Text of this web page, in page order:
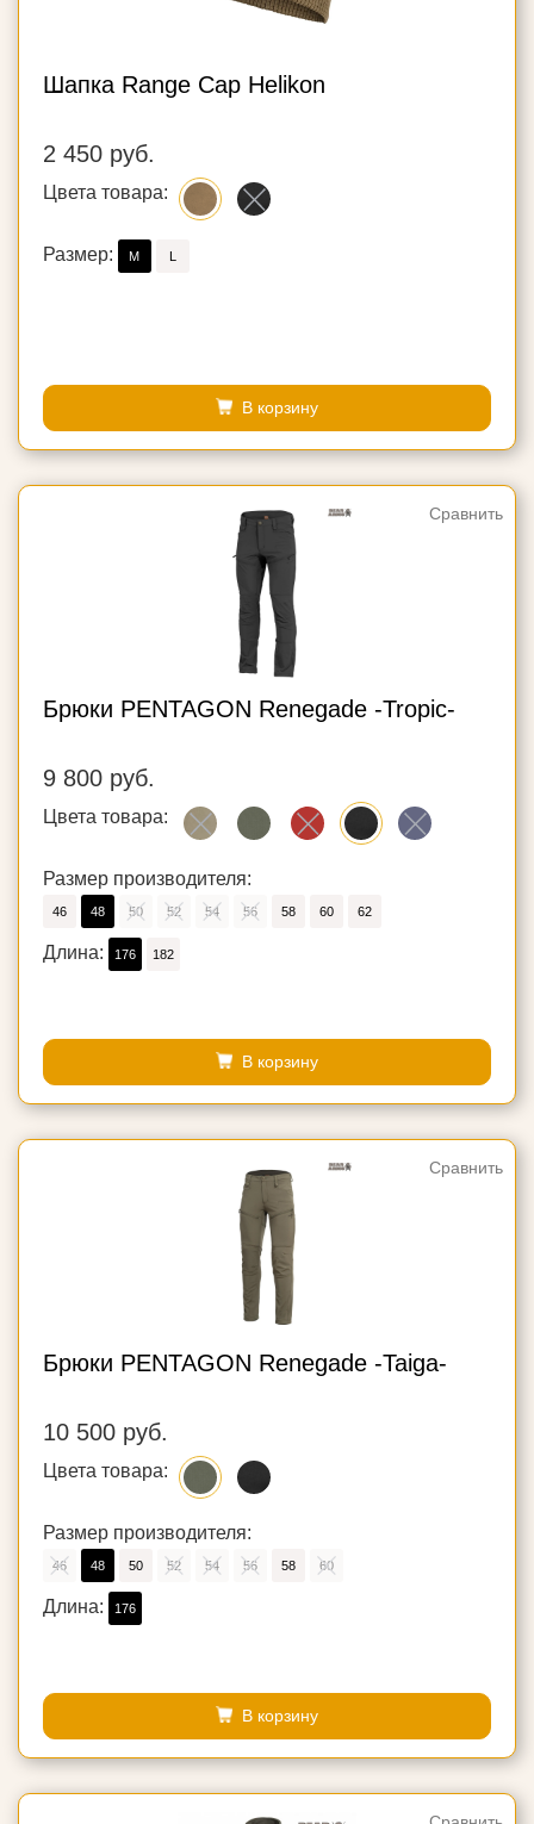
Шапка Range Cap Helikon
2 450 руб.
Цвета товара:
Размер: M L
В корзину
Сравнить
Брюки PENTAGON Renegade -Tropic-
9 800 руб.
Цвета товара:
Размер производителя:
46 48 50 52 54 56 58 60 62
Длина: 176 182
В корзину
Сравнить
Брюки PENTAGON Renegade -Taiga-
10 500 руб.
Цвета товара:
Размер производителя:
46 48 50 52 54 56 58 60
Длина: 176
В корзину